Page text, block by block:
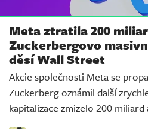
Meta ztratila 200
Zuckerbergovo
děsí Wall Street
Akcie společnosti Meta se
Zuckerberg oznámil další
kapitalizace zmizelo 200